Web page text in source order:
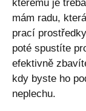
kterému je
mám radu,
prací
poté spustíte
efektivně
kdy byste ho
neplechu.